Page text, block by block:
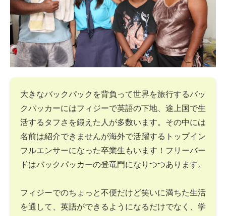
大きなバックパックを背負って世界を旅行するバッ
クパッカーにはフィジーで英語の下地、途上国で生
活するタフさを鍛えた人が多数います。その中には
名前は紹介できませんが海外で活躍するトップイン
フルエンサーになった卒業生もいます！フリーバー
ドはバックパッカーの登竜門になりつつあります。
フィジーでのちょっと不便だけど笑いに満ちた生活
を通して、英語ができるようになるだけでなく、学